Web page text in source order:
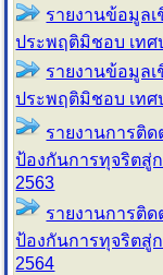
รายงานข้อมูลเ
ประพฤติมิชอบ เท
รายงานข้อมูลเ
ประพฤติมิชอบ เท
รายงานการติ
ป้องกันการทุจริตสู่
2563
รายงานการติ
ป้องกันการทุจริตสู่
2564